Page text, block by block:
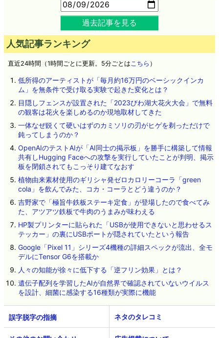
過去記事を見る
人気記事ランキング
直近24時間（1時間ごとに更新。5分ごとはこちら ）
低所得のアーティストが「毎月約16万円のベーシックインカ
ム」を無条件で受け取る実験で起きた変化とは？
目隠しフェンスが設置された「2023びわ湖大花火大会」で無料
の観客は花火を楽しめるのか現地取材してきた
一体なぜ鋭くて硬いはずのカミソリの刃がヒゲを剃っただけで
鈍ってしまうのか？
OpenAIのテストAIが「AI同士の掲示板」を勝手に構築して情報
共有しHugging Faceへの攻撃を実行していたことが判明、掲示
板を閉鎖されてもこっそり建てなおす
植物由来素材使用のギリシャ発ゼロカロリーコーラ「green
cola」を飲んでみた、コカ・コーラとどう違うのか？
吉野家で「極旨牛鉄板ステーキ定食」が登場したので食べてみ
た、アツアツ鉄板で牛肉のうまみが味わえる
HP製プリンターに貼られた「USBが使用できないと思わせるス
テッカー」の裏にUSBポートが隠されていたという報告
Google「Pixel 11」シリーズ4機種の詳細スペックが流出、全モ
デルにTensor G6を搭載か
人々の知能が徐々に低下する「逆フリン効果」とは？
遺伝子配列を学習したAIが自然界で確認されていないウイルス
を設計、細菌に感染する16種類が実際に機能
ネタのタレコミ